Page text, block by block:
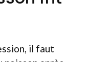
il faut